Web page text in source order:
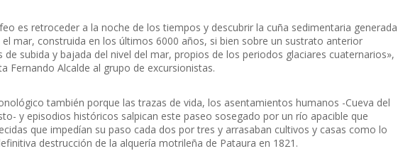
es retroceder a la noche de los tiempos y descubrir la cuña sedimentaria generada
mar, construida en los últimos 6000 años, si bien sobre un sustrato anterior
subida y bajada del nivel del mar, propios de los periodos glaciares cuaternarios»,
Fernando Alcalde al grupo de excursionistas.
también porque las trazas de vida, los asentamientos humanos -Cueva del
y episodios históricos salpican este paseo sosegado por un río apacible que
que impedían su paso cada dos por tres y arrasaban cultivos y casas como lo
destrucción de la alquería motrileña de Pataura en 1821.